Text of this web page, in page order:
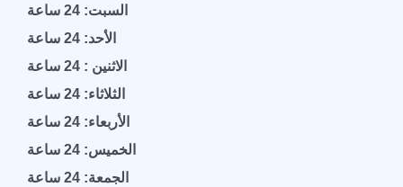
السبت: 24 ساعة
الأحد: 24 ساعة
الاثنين : 24 ساعة
الثلاثاء: 24 ساعة
الأربعاء: 24 ساعة
الخميس: 24 ساعة
الجمعة: 24 ساعة